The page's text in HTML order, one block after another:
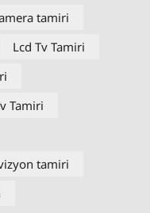
tamiri
Lcd Tv Tamiri
Tamiri
tamiri